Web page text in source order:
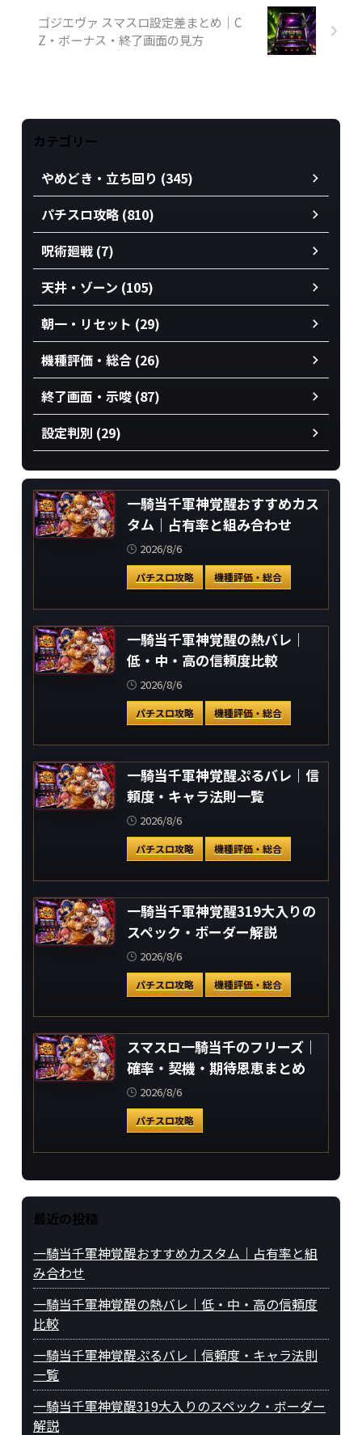
ゴジエヴァ スマスロ設定差まとめ｜C
Z・ボーナス・終了画面の見方
カテゴリー
やめどき・立ち回り (345)
パチスロ攻略 (810)
呪術廻戦 (7)
天井・ゾーン (105)
朝一・リセット (29)
機種評価・総合 (26)
終了画面・示唆 (87)
設定判別 (29)
一騎当千軍神覚醒おすすめカス
タム｜占有率と組み合わせ
2026/8/6
パチスロ攻略 機種評価・総合
一騎当千軍神覚醒の熱バレ｜
低・中・高の信頼度比較
2026/8/6
パチスロ攻略 機種評価・総合
一騎当千軍神覚醒ぷるバレ｜信
頼度・キャラ法則一覧
2026/8/6
パチスロ攻略 機種評価・総合
一騎当千軍神覚醒319大入りの
スペック・ボーダー解説
2026/8/6
パチスロ攻略 機種評価・総合
スマスロ一騎当千のフリーズ｜
確率・契機・期待恩恵まとめ
2026/8/6
パチスロ攻略
最近の投稿
一騎当千軍神覚醒おすすめカスタム｜占有率と組
み合わせ
一騎当千軍神覚醒の熱バレ｜低・中・高の信頼度
比較
一騎当千軍神覚醒ぷるバレ｜信頼度・キャラ法則
一覧
一騎当千軍神覚醒319大入りのスペック・ボーダー
解説